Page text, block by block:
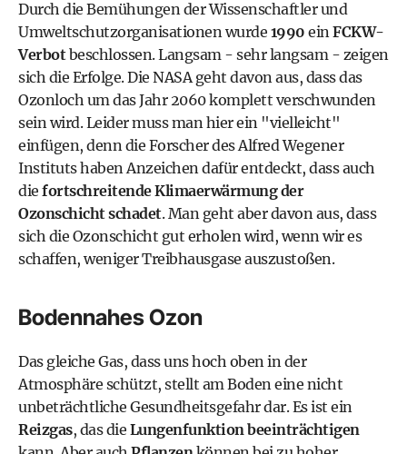
Durch die Bemühungen der Wissenschaftler und
Umweltschutzorganisationen wurde 1990 einFCKW-
Verbotbeschlossen. Langsam - sehr langsam - zeigen
sich die Erfolge. Die NASA geht davon aus, dass das
Ozonloch um das Jahr 2060 komplett verschwunden
sein wird. Leider muss man hier ein "vielleicht"
einfügen, denn die Forscher des Alfred Wegener
Instituts haben Anzeichen dafür entdeckt, dass auch
die fortschreitende Klimaerwärmung der
Ozonschicht schadet. Man geht aber davon aus, dass
sich die Ozonschicht gut erholen wird, wenn wir es
schaffen, weniger Treibhausgase auszustoßen.
Bodennahes Ozon
Das gleiche Gas, dass uns hoch oben in der
Atmosphäre schützt, stellt am Boden eine nicht
unbeträchtliche Gesundheitsgefahr dar. Es ist ein
Reizgas, das die Lungenfunktion beeinträchtigen